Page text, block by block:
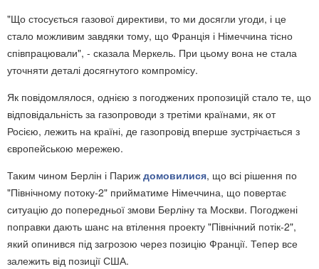
"Що стосується газової директиви, то ми досягли угоди, і це
стало можливим завдяки тому, що Франція і Німеччина тісно
співпрацювали", - сказала Меркель. При цьому вона не стала
уточняти деталі досягнутого компромісу.
Як повідомлялося, однією з погоджених пропозицій стало те, що
відповідальність за газопроводи з третіми країнами, як от
Росією, лежить на країні, де газопровід вперше зустрічається з
європейською мережею.
Таким чином Берлін і Париж домовилися, що всі рішення по
"Північному потоку-2" прийматиме Німеччина, що повертає
ситуацію до попередньої змови Берліну та Москви. Погоджені
поправки дають шанс на втілення проекту "Північний потік-2",
який опинився під загрозою через позицію Франції. Тепер все
залежить від позиції США.